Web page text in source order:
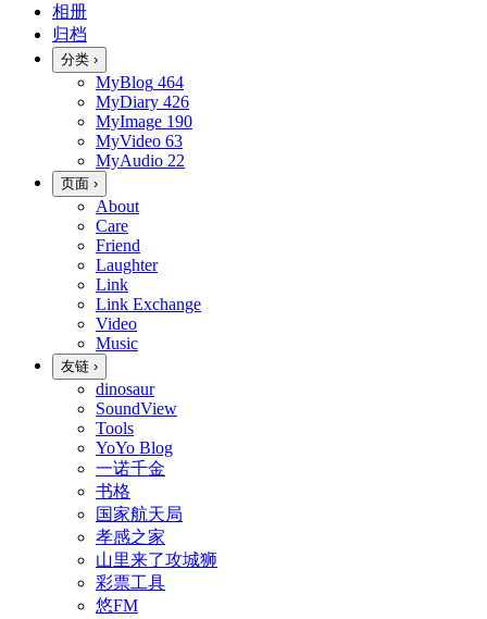
相册
归档
分类 ›
MyBlog 464
MyDiary 426
MyImage 190
MyVideo 63
MyAudio 22
页面 ›
About
Care
Friend
Laughter
Link
Link Exchange
Video
Music
友链 ›
dinosaur
SoundView
Tools
YoYo Blog
一诺千金
书格
国家航天局
孝感之家
山里来了攻城狮
彩票工具
悠FM